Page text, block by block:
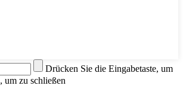
Drücken Sie die Eingabetaste, um
um zu schließen